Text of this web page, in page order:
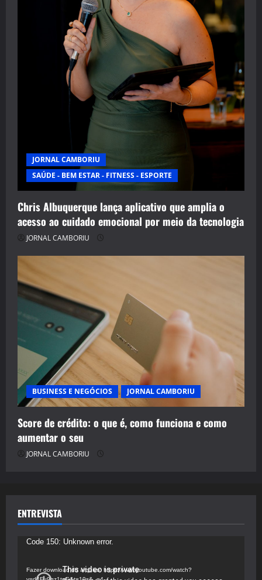
JORNAL CAMBORIU
SAÚDE - BEM ESTAR - FITNESS - ESPORTE
Chris Albuquerque lança aplicativo que amplia o
acesso ao cuidado emocional por meio da tecnologia
JORNAL CAMBORIU
BUSINESS E NEGÓCIOS JORNAL CAMBORIU
Score de crédito: o que é, como funciona e como
aumentar o seu
JORNAL CAMBORIU
ENTREVISTA
Tocador
vídeo
Code 150: Unknown error.
Fazer download do arquivo: https://www.youtube.com/watch?